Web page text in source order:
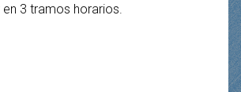
3 tramos horarios.